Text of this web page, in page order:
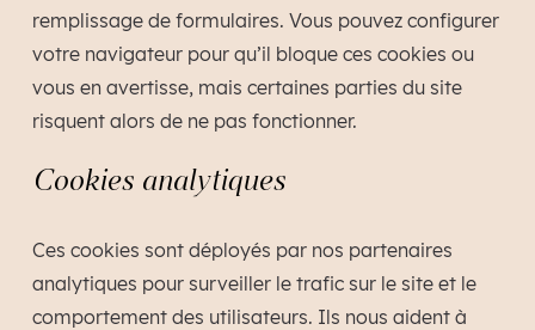
remplissage de formulaires. Vous pouvez configurer
votre navigateur pour qu’il bloque ces cookies ou
vous en avertisse, mais certaines parties du site
risquent alors de ne pas fonctionner.
Cookies analytiques
Ces cookies sont déployés par nos partenaires
analytiques pour surveiller le trafic sur le site et le
comportement des utilisateurs. Ils nous aident à